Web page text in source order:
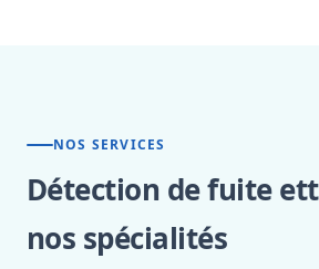
NOS SERVICES
Détection de fuite
nos spécialités